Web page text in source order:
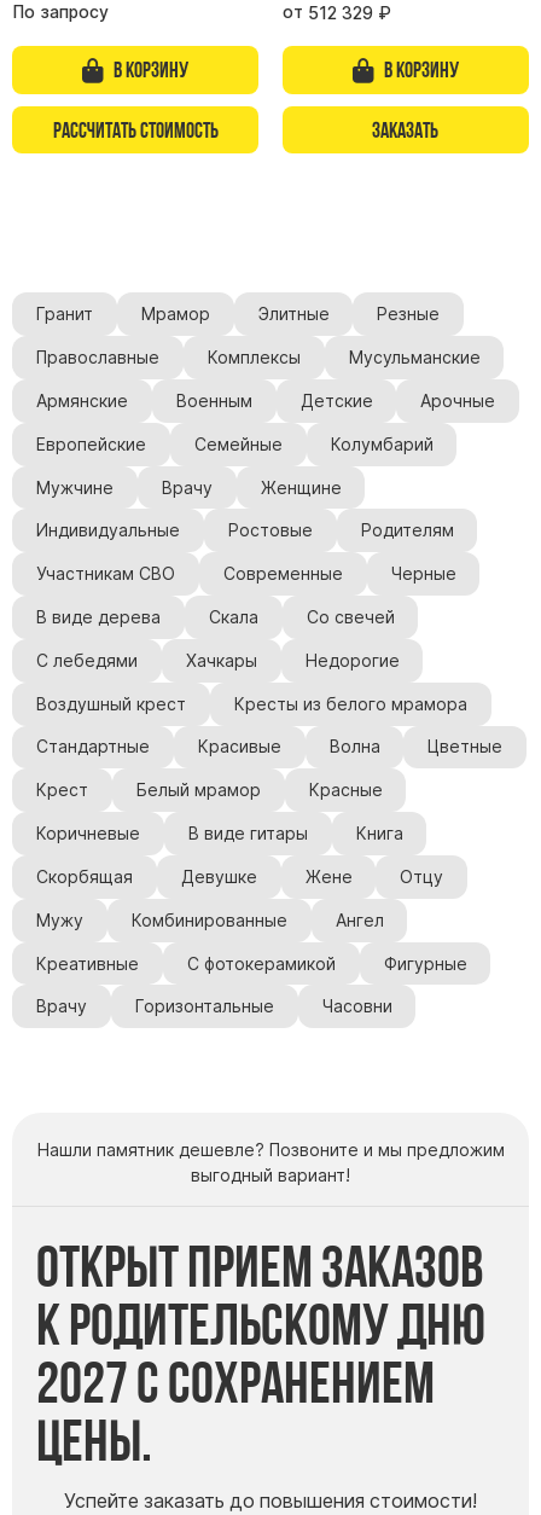
По запросу
В корзину
Рассчитать стоимость
от 512 329 ₽
В корзину
Заказать
Гранит Мрамор Элитные Резные
Православные Комплексы Мусульманские
Армянские Военным Детские Арочные
Европейские Семейные Колумбарий
Мужчине Врачу Женщине
Индивидуальные Ростовые Родителям
Участникам СВО Современные Черные
В виде дерева Скала Со свечей
С лебедями Хачкары Недорогие
Воздушный крест Кресты из белого мрамора
Стандартные Красивые Волна Цветные
Крест Белый мрамор Красные
Коричневые В виде гитары Книга
Скорбящая Девушке Жене Отцу
Мужу Комбинированные Ангел
Креативные С фотокерамикой Фигурные
Врачу Горизонтальные Часовни
Нашли памятник дешевле? Позвоните и мы предложим
выгодный вариант!
Открыт прием заказов
к Родительскому дню
2027 с сохранением
цены.
Успейте заказать до повышения стоимости!